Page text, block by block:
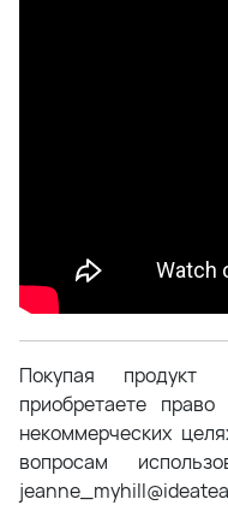
Покупая
приобретаете
некоммерческих
вопросам